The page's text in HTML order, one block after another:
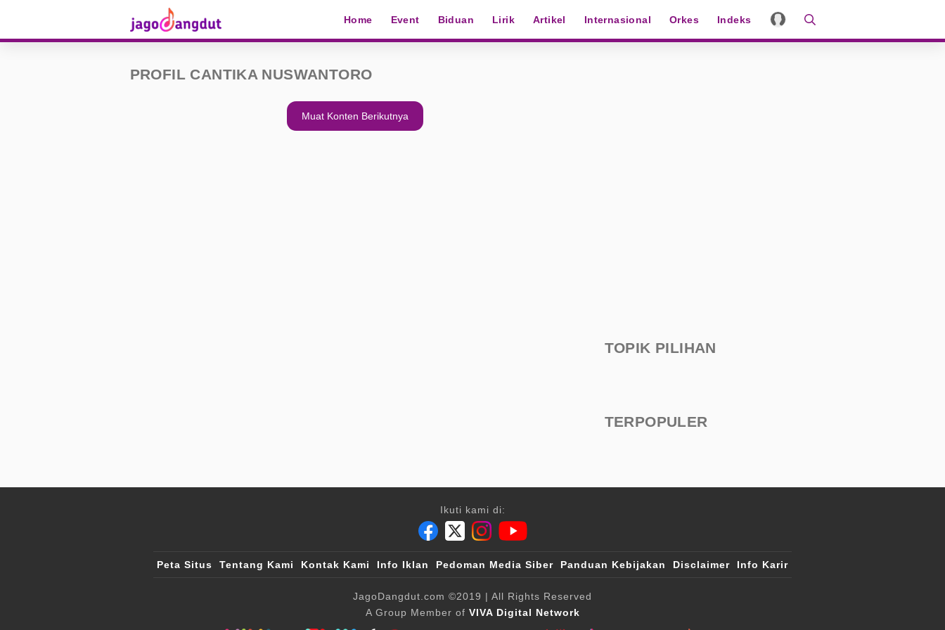
Home Event Biduan Lirik Artikel Internasional Orkes Indeks
PROFIL CANTIKA NUSWANTORO
Muat Konten Berikutnya
TOPIK PILIHAN
TERPOPULER
Ikuti kami di:
Peta Situs Tentang Kami Kontak Kami Info Iklan Pedoman Media Siber Panduan Kebijakan Disclaimer Info Karir
JagoDangdut.com ©2019 | All Rights Reserved
A Group Member of VIVA Digital Network